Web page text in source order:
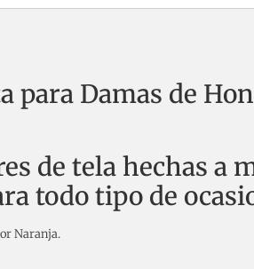
para Damas de
de tela hechas a
todo tipo de
Naranja.